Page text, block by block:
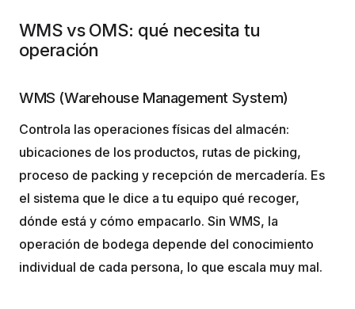
WMS vs OMS: qué necesita tu
operación
WMS (Warehouse Management System)
Controla las operaciones físicas del almacén:
ubicaciones de los productos, rutas de picking,
proceso de packing y recepción de mercadería. Es
el sistema que le dice a tu equipo qué recoger,
dónde está y cómo empacarlo. Sin WMS, la
operación de bodega depende del conocimiento
individual de cada persona, lo que escala muy mal.